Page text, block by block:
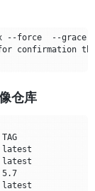
仓库
latest
latest
5.7
latest